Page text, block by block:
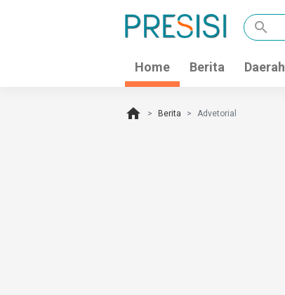
search
Home Berita Daerah
home Berita Advetorial